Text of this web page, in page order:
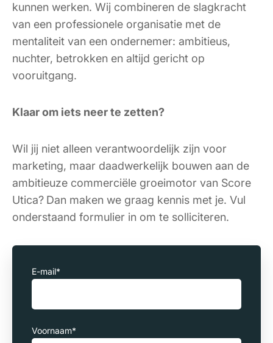
kunnen werken. Wij combineren de slagkracht
van een professionele organisatie met de
mentaliteit van een ondernemer: ambitieus,
nuchter, betrokken en altijd gericht op
vooruitgang.
Klaar om iets neer te zetten?
Wil jij niet alleen verantwoordelijk zijn voor
marketing, maar daadwerkelijk bouwen aan de
ambitieuze commerciële groeimotor van Score
Utica? Dan maken we graag kennis met je. Vul
onderstaand formulier in om te solliciteren.
E-mail*
Voornaam*